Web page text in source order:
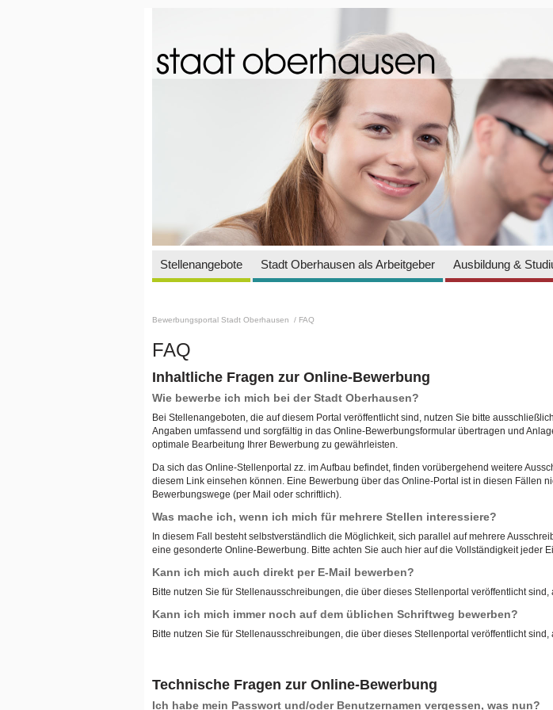
Stellenangebote Stadt Oberhausen als Arbeitgeber Ausbildung &
Bewerbungsportal Stadt Oberhausen / FAQ
FAQ
Inhaltliche Fragen zur Online-Bewerbung
Wie bewerbe ich mich bei der Stadt Oberhausen?
Bei Stellenangeboten, die auf diesem Portal veröffentlicht sind, nutzen Sie bitte
Angaben umfassend und sorgfältig in das Online-Bewerbungsformular übertragen und
optimale Bearbeitung Ihrer Bewerbung zu gewährleisten.
Da sich das Online-Stellenportal zz. im Aufbau befindet, finden vorübergehend weitere
diesem Link einsehen können. Eine Bewerbung über das Online-Portal ist in diesen Fällen
Bewerbungswege (per Mail oder schriftlich).
Was mache ich, wenn ich mich für mehrere Stellen interessiere?
In diesem Fall besteht selbstverständlich die Möglichkeit, sich parallel auf mehrere
eine gesonderte Online-Bewerbung. Bitte achten Sie auch hier auf die Vollständigkeit jeder
Kann ich mich auch direkt per E-Mail bewerben?
Bitte nutzen Sie für Stellenausschreibungen, die über dieses Stellenportal veröffentlicht
Kann ich mich immer noch auf dem üblichen Schriftweg bewerben?
Bitte nutzen Sie für Stellenausschreibungen, die über dieses Stellenportal veröffentlicht
Technische Fragen zur Online-Bewerbung
Ich habe mein Passwort und/oder Benutzernamen vergessen, was nun?